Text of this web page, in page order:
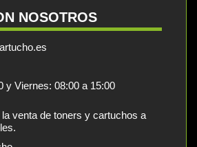
NOSOTROS
y Viernes: 08:00 a 15:00
venta de toners y cartuchos a